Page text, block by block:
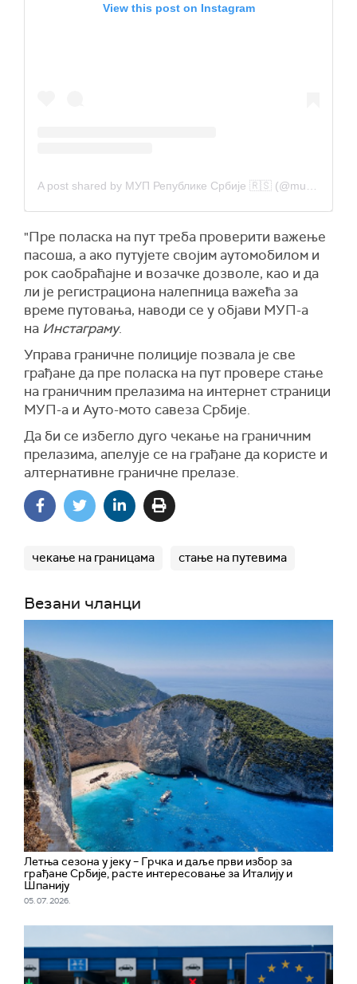
View this post on Instagram
"Пре поласка на пут треба проверити важење
пасоша, а ако путујете својим аутомобилом и
рок саобраћајне и возачке дозволе, као и да
ли је регистрациона налепница важећа за
време путовања, наводи се у објави МУП-а
на Инстаграму.
Управа граничне полиције позвала је све
грађане да пре поласка на пут провере стање
на граничним прелазима на интернет страници
МУП-а и Ауто-мото савеза Србије.
Да би се избегло дуго чекање на граничним
прелазима, апелује се на грађане да користе и
алтернативне граничне прелазе.
чекање на границама стање на путевима
Везани чланци
Летња сезона у јеку – Грчка и даље први избор за
грађане Србије, расте интересовање за Италију и
Шпанију
05. 07. 2026.